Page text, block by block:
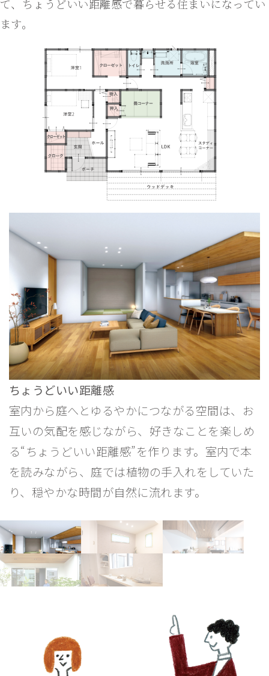
て、ちょうどいい距離感で暮らせる住まいになってい
ます。
ちょうどいい距離感
室内から庭へとゆるやかにつながる空間は、お
互いの気配を感じながら、好きなことを楽しめ
る“ちょうどいい距離感”を作ります。室内で本
を読みながら、庭では植物の手入れをしていた
り、穏やかな時間が自然に流れます。
日常にゆとりを添える畳コーナー
横並びキッチン
深い軒のウッドデッキ
デスクカウンター